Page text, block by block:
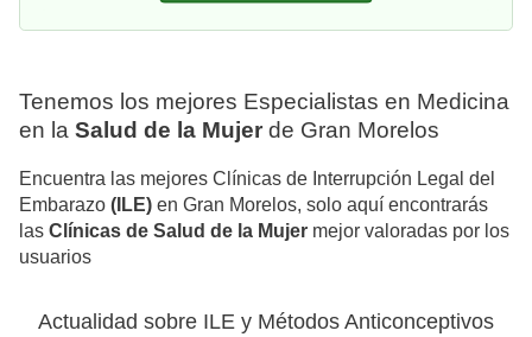
Tenemos los mejores Especialistas en Medicina
en la Salud de la Mujer de Gran Morelos
Encuentra las mejores Clínicas de Interrupción Legal del
Embarazo (ILE) en Gran Morelos, solo aquí encontrarás
las Clínicas de Salud de la Mujer mejor valoradas por los
usuarios
Actualidad sobre ILE y Métodos Anticonceptivos